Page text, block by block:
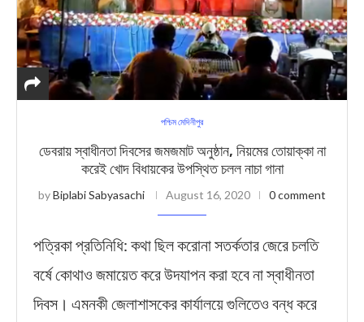
পশ্চিম মেদিনীপুর
ডেবরায় স্বাধীনতা দিবসের জমজমাট অনুষ্ঠান, নিয়মের তোয়াক্কা না
করেই খোদ বিধায়কের উপস্থিত চলল নাচা গানা
byBiplabi Sabyasachi August 16, 2020 0 comment
পত্রিকা প্রতিনিধি: কথা ছিল করোনা সতর্কতার জেরে চলতি
বর্ষে কোথাও জমায়েত করে উদযাপন করা হবে না স্বাধীনতা
দিবস। এমনকী জেলাশাসকের কার্যালয়ে গুলিতেও বন্ধ করে